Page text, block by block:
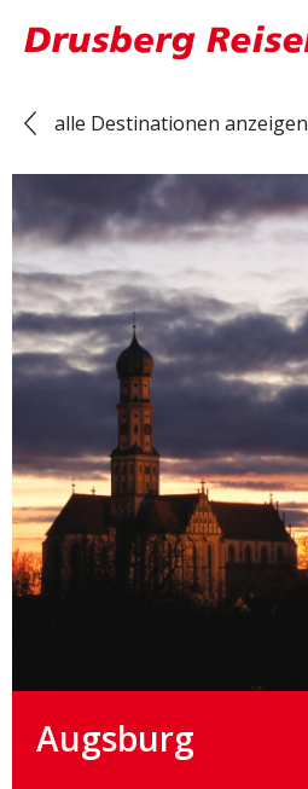
alle Destinationen anzeigen
Augsburg